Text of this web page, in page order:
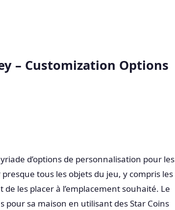
– Customization Options
d’options de personnalisation pour les
tous les objets du jeu, y compris les
les placer à l’emplacement souhaité. Le
sa maison en utilisant des Star Coins